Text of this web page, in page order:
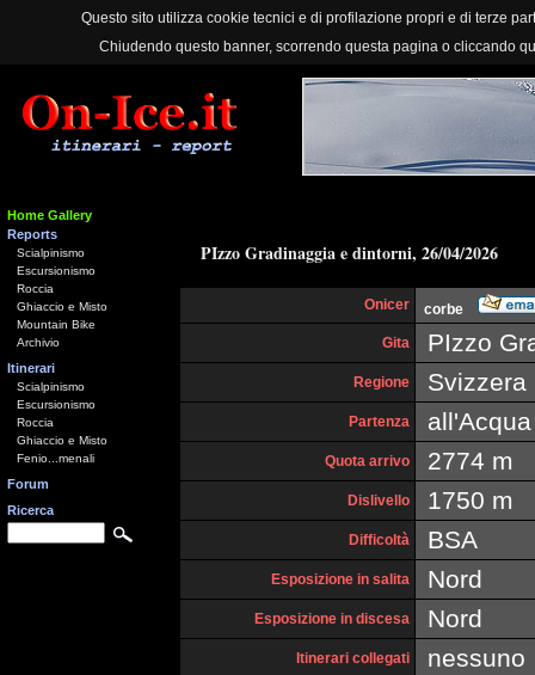
Questo sito utilizza cookie tecnici e di profilazione propri e di terze
Chiudendo questo banner, scorrendo questa pagina o cliccando
Home Gallery
Reports
Scialpinismo
Escursionismo
Roccia
Ghiaccio e Misto
Mountain Bike
Archivio
Itinerari
Scialpinismo
Escursionismo
Roccia
Ghiaccio e Misto
Fenio...menali
Forum
Ricerca
PIzzo Gradinaggia e dintorni, 26/04/2026
Onicer
corbe
Gita
PIzzo
Regione Svizzera
Partenza
Quota arrivo 2774 m
Dislivello 1750 m
Difficoltà BSA
Esposizione in salita Nord
Esposizione in discesa Nord
Itinerari collegati nessuno